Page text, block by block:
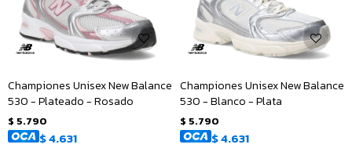
Championes Unisex New Balance
530 - Plateado - Rosado
$ 5.790
$4.631
Championes Unisex New Balance
530 - Blanco - Plata
$ 5.790
$4.631